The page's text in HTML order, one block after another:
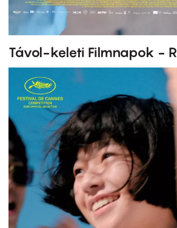
Távol-keleti Filmnapok -